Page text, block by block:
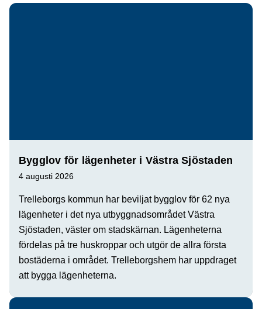
Bygglov för lägenheter i Västra Sjöstaden
4 augusti 2026
Trelleborgs kommun har beviljat bygglov för 62 nya
lägenheter i det nya utbyggnadsområdet Västra
Sjöstaden, väster om stadskärnan. Lägenheterna
fördelas på tre huskroppar och utgör de allra första
bostäderna i området. Trelleborgshem har uppdraget
att bygga lägenheterna.